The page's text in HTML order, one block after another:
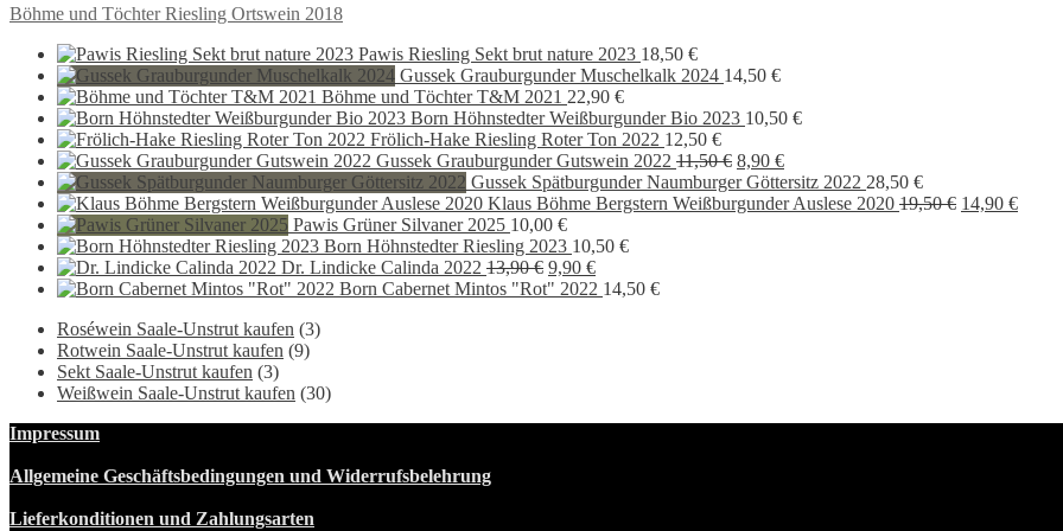
Beitragsnavigation
Vorheriger
Böhme und Töchter Riesling Ortswein 2018
Pawis Riesling Sekt brut nature 2023 18,50 €
Gussek Grauburgunder Muschelkalk 2024 14,50 €
Böhme und Töchter T&M 2021 22,90 €
Born Höhnstedter Weißburgunder Bio 2023 10,50 €
Frölich-Hake Riesling Roter Ton 2022 12,50 €
Gussek Grauburgunder Gutswein 2022 11,50€ Ursprünglicher
Preis
war:
8,90 €Aktueller
Preis
ist:
Gussek Spätburgunder Naumburger Göttersitz 2022 28,50 €
Klaus Böhme Bergstern Weißburgunder Auslese 2020 19,50€ Ursprünglicher
14,90 €
Pawis Grüner Silvaner 2025 10,00 €
Born Höhnstedter Riesling 2023 10,50 €
Dr. Lindicke Calinda 2022 13,90€ Ursprünglicher
Preis
9,90 €Aktueller
Preis
Born Cabernet Mintos "Rot" 2022 14,50 €
Roséwein Saale-Unstrut kaufen (3)
Rotwein Saale-Unstrut kaufen (9)
Sekt Saale-Unstrut kaufen (3)
Weißwein Saale-Unstrut kaufen (30)
Impressum
Allgemeine Geschäftsbedingungen und Widerrufsbelehrung
Lieferkonditionen und Zahlungsarten